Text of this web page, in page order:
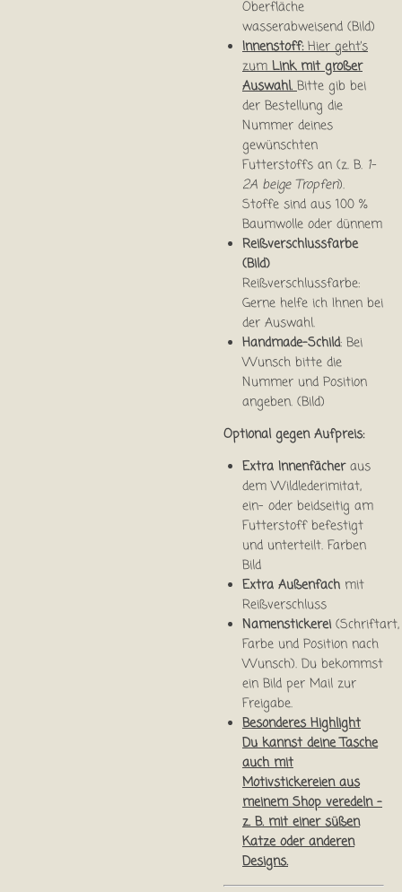
Oberfläche
wasserabweisend (Bild)
Innenstoff:Hier geht’s
zumLink mit großer
Auswahl.Bitte gib bei
der Bestellung die
Nummer deines
gewünschten
Futterstoffs an (z. B. 1-
2A beige Tropfen).
Stoffe sind aus 100 %
Baumwolle oder dünnem
Reißverschlussfarbe
(Bild)
Reißverschlussfarbe:
Gerne helfe ich Ihnen bei
der Auswahl.
Handmade-Schild: Bei
Wunsch bitte die
Nummer und Position
angeben. (Bild)
Optional gegen Aufpreis:
Extra Innenfächeraus
dem Wildlederimitat,
ein- oder beidseitig am
Futterstoff befestigt
und unterteilt. Farben
Bild
Extra Außenfach mit
Reißverschluss
Namenstickerei(Schriftart,
Farbe und Position nach
Wunsch). Du bekommst
ein Bild per Mail zur
Freigabe.
Besonderes Highlight
Du kannst deine Tasche
auch mit
Motivstickereien aus
meinem Shop veredeln –
z. B. mit einer süßen
Katze oder anderen
Designs.